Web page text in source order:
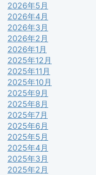
2026年5月
2026年4月
2026年3月
2026年2月
2026年1月
2025年12月
2025年11月
2025年10月
2025年9月
2025年8月
2025年7月
2025年6月
2025年5月
2025年4月
2025年3月
2025年2月